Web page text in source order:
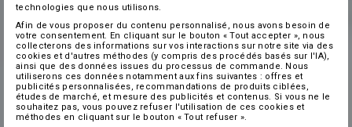
technologies que nous utilisons.
Afin de vous proposer du contenu personnalisé, nous avons besoin de
votre consentement. En cliquant sur le bouton « Tout accepter », nous
collecterons des informations sur vos interactions sur notre site via des
cookies et d'autres méthodes (y compris des procédés basés sur l'IA),
ainsi que des données issues du processus de commande. Nous
utiliserons ces données notamment aux fins suivantes : offres et
publicités personnalisées, recommandations de produits ciblées,
études de marché, et mesure des publicités et contenus. Si vous ne le
souhaitez pas, vous pouvez refuser l'utilisation de ces cookies et
méthodes en cliquant sur le bouton « Tout refuser ».